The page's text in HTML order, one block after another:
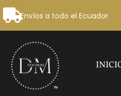
Envíos a todo el Ecuador